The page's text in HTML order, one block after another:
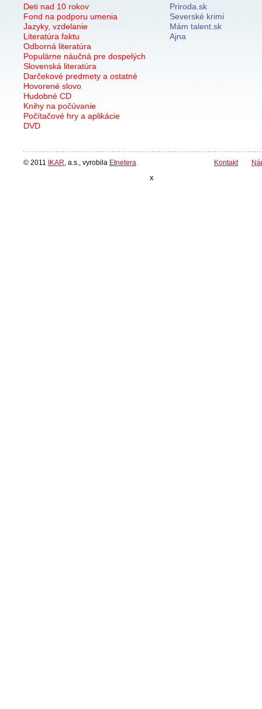
Deti nad 10 rokov
Fond na podporu umenia
Jazyky, vzdelanie
Literatúra faktu
Odborná literatúra
Populárne náučná pre dospelých
Slovenská literatúra
Darčekové predmety a ostatné
Hovorené slovo
Hudobné CD
Knihy na počúvanie
Počítačové hry a aplikácie
DVD
Priroda.sk
Severské krimi
Mám talent.sk
Ajna
© 2011 IKAR , a.s., vyrobila Etnetera Kontakt
x